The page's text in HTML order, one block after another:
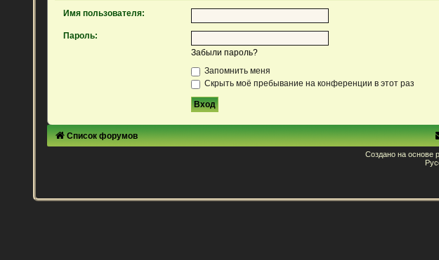
Имя пользователя:
Пароль:
Забыли пароль?
Запомнить меня
Скрыть моё пребывание на конференции в этот раз
Список форумов
Создано на основе